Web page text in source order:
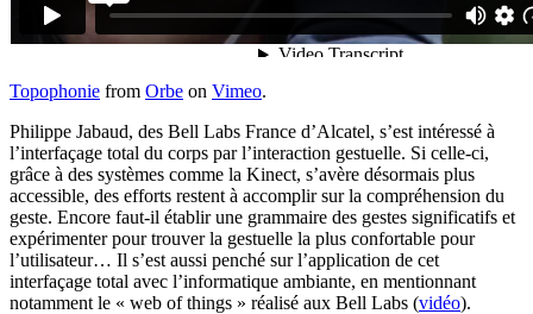
Topophonie from Orbe on Vimeo.
Philippe Jabaud, des Bell Labs France d’Alcatel, s’est intéressé à
l’interfaçage total du corps par l’interaction gestuelle. Si celle-ci,
grâce à des systèmes comme la Kinect, s’avère désormais plus
accessible, des efforts restent à accomplir sur la compréhension du
geste. Encore faut-il établir une grammaire des gestes significatifs et
expérimenter pour trouver la gestuelle la plus confortable pour
l’utilisateur… Il s’est aussi penché sur l’application de cet
interfaçage total avec l’informatique ambiante, en mentionnant
notamment le « web of things » réalisé aux Bell Labs (vidéo).